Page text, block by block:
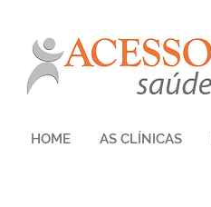
HOME AS CLÍNICAS